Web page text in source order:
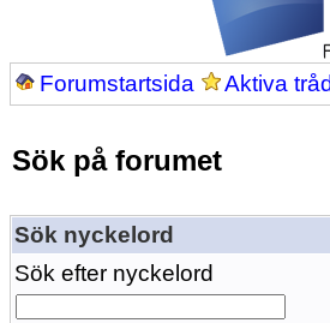
Forumstartsida Aktiva
Sök på forumet
Sök nyckelord
Sök efter nyckelord